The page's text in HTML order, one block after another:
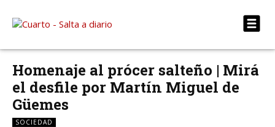
Homenaje al prócer salteño | Mirá
el desfile por Martín Miguel de
Güemes
SOCIEDAD